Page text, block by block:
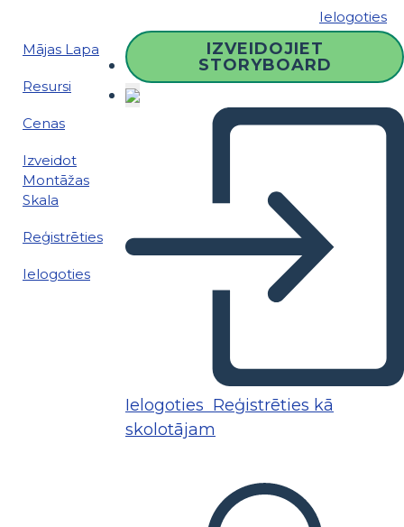
Ielogoties
Mājas Lapa
Resursi
Cenas
Izveidot
Montāžas
Skala
Reģistrēties
Ielogoties
IZVEIDOJIET
STORYBOARD
Ielogoties Reģistrēties kā
skolotājam